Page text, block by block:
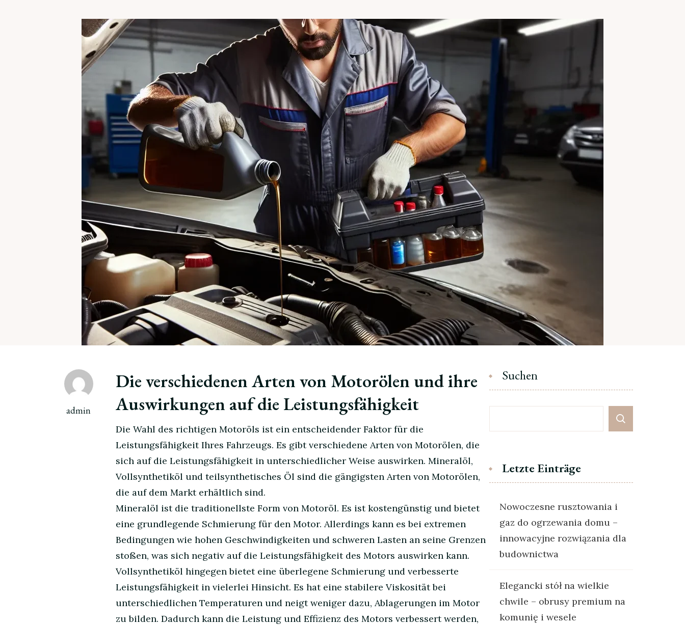
admin
Die verschiedenen Arten von Motorölen und ihre
Auswirkungen auf die Leistungsfähigkeit
Die Wahl des richtigen Motoröls ist ein entscheidender Faktor für die
Leistungsfähigkeit Ihres Fahrzeugs. Es gibt verschiedene Arten von Motorölen, die
sich auf die Leistungsfähigkeit in unterschiedlicher Weise auswirken. Mineralöl,
Vollsynthetiköl und teilsynthetisches Öl sind die gängigsten Arten von Motorölen,
die auf dem Markt erhältlich sind.
Mineralöl ist die traditionellste Form von Motoröl. Es ist kostengünstig und bietet
eine grundlegende Schmierung für den Motor. Allerdings kann es bei extremen
Bedingungen wie hohen Geschwindigkeiten und schweren Lasten an seine Grenzen
stoßen, was sich negativ auf die Leistungsfähigkeit des Motors auswirken kann.
Vollsynthetiköl hingegen bietet eine überlegene Schmierung und verbesserte
Leistungsfähigkeit in vielerlei Hinsicht. Es hat eine stabilere Viskosität bei
unterschiedlichen Temperaturen und neigt weniger dazu, Ablagerungen im Motor
zu bilden. Dadurch kann die Leistung und Effizienz des Motors verbessert werden,
Suchen
Letzte Einträge
Nowoczesne rusztowania i
gaz do ogrzewania domu –
innowacyjne rozwiązania dla
budownictwa
Elegancki stół na wielkie
chwile – obrusy premium na
komunię i wesele